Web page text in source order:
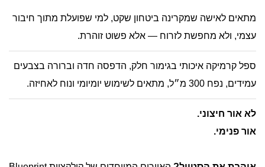
מתאים לאישה שמקרינה ביטחון שקט, למי שפועלת מתוך חיבור
עצמי, ולא מחפשת לזרוח — אלא פשוט זוהרת.
ספל קרמיקה איכותי בגימור חלק, הדפסה חדה וברורה בצבעים
עמידים, נפח 300 מ״ל, מתאים לשימוש יומיומי ונוח לאחיזה.
לא אור חיצוני.
אור פנימי.